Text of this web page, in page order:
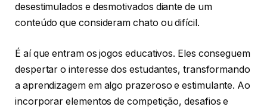
desestimulados e desmotivados diante de um
conteúdo que consideram chato ou difícil.
É aí que entram os jogos educativos. Eles conseguem
despertar o interesse dos estudantes, transformando
a aprendizagem em algo prazeroso e estimulante. Ao
incorporar elementos de competição, desafios e